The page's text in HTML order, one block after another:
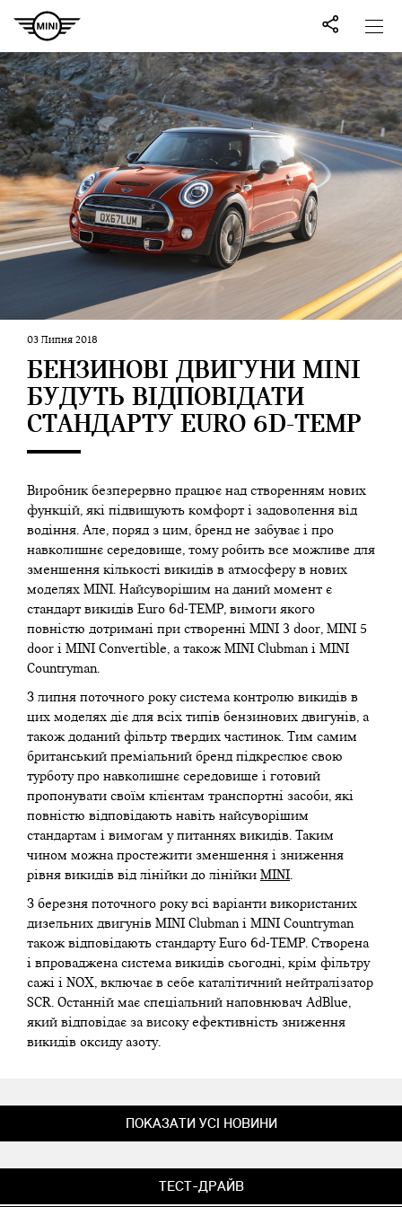
03 Липня 2018
БЕНЗИНОВІ ДВИГУНИ MINI
БУДУТЬ ВІДПОВІДАТИ
СТАНДАРТУ EURO 6D-TEMP
Виробник безперервно працює над створенням нових
функцій, які підвищують комфорт і задоволення від
водіння. Але, поряд з цим, бренд не забуває і про
навколишнє середовище, тому робить все можливе для
зменшення кількості викидів в атмосферу в нових
моделях MINI. Найсуворішим на даний момент є
стандарт викидів Euro 6d-TEMP, вимоги якого
повністю дотримані при створенні MINI 3 door, MINI 5
door і MINI Convertible, а також MINI Clubman і MINI
Countryman.
З липня поточного року система контролю викидів в
цих моделях діє для всіх типів бензинових двигунів, а
також доданий фільтр твердих частинок. Тим самим
британський преміальний бренд підкреслює свою
турботу про навколишнє середовище і готовий
пропонувати своїм клієнтам транспортні засоби, які
повністю відповідають навіть найсуворішим
стандартам і вимогам у питаннях викидів. Таким
чином можна простежити зменшення і зниження
рівня викидів від лінійки до лінійки MINI
З березня поточного року всі варіанти використаних
дизельних двигунів MINI Clubman і MINI Countryman
також відповідають стандарту Euro 6d-TEMP. Створена
і впроваджена система викидів сьогодні, крім фільтру
сажі і NOX, включає в себе каталітичний нейтралізатор
SCR. Останній має спеціальний наповнювач AdBlue,
який відповідає за високу ефективність зниження
викидів оксиду азоту.
ПОКАЗАТИ УСІ НОВИНИ
ТЕСТ-ДРАЙВ